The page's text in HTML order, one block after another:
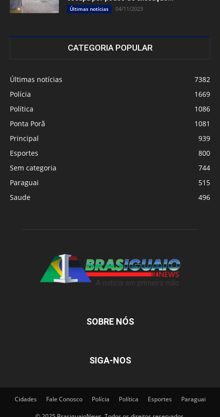
Últimas notícias 04/11/2023
CATEGORIA POPULAR
Últimas notícias
7382
Polícia
1669
Política
1086
Ponta Porã
1081
Principal
939
Esportes
800
Sem categoria
744
Paraguai
515
Saude
496
SOBRE NÓS
SIGA-NOS
Cidades Fale Conosco Polícia Política Esportes Paraguai